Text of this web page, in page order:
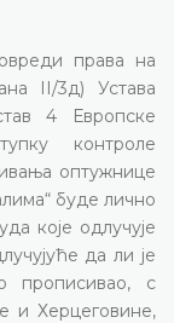
права на
II/3д) Устава
4 Европске
контроле
оптужнице
буде лично
које одлучује
да ли је
прописивао, с
и Херцеговине,